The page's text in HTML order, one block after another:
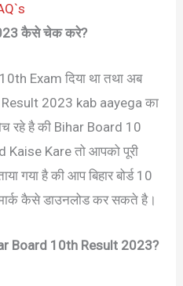
2023 कैसे चेक करे?
Exam दिया था तथा अब
2023 kab aayega का
रहे है की Bihar Board 10
Kare तो आपको पूरी
गया है की आप बिहार बोर्ड 10
कैसे डाउनलोड कर सकते है।
Board 10th Result 2023?